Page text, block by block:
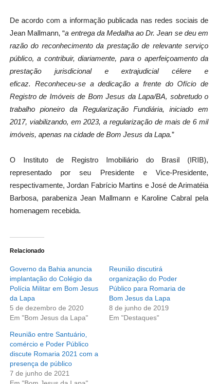
De acordo com a informação publicada nas redes sociais de
Jean Mallmann, “a entrega da Medalha ao Dr. Jean se deu em
razão do reconhecimento da prestação de relevante serviço
público, a contribuir, diariamente, para o aperfeiçoamento da
prestação jurisdicional e extrajudicial célere e
eficaz. Reconheceu-se a dedicação a frente do Ofício de
Registro de Imóveis de Bom Jesus da Lapa/BA, sobretudo o
trabalho pioneiro da Regularização Fundiária, iniciado em
2017, viabilizando, em 2023, a regularização de mais de 6 mil
imóveis, apenas na cidade de Bom Jesus da Lapa.”
O Instituto de Registro Imobiliário do Brasil (IRIB),
representado por seu Presidente e Vice-Presidente,
respectivamente, Jordan Fabrício Martins e José de Arimatéia
Barbosa, parabeniza Jean Mallmann e Karoline Cabral pela
homenagem recebida.
Relacionado
Governo da Bahia anuncia
implantação do Colégio da
Polícia Militar em Bom Jesus
da Lapa
5 de dezembro de 2020
Em "Bom Jesus da Lapa"
Reunião discutirá
organização do Poder
Público para Romaria de
Bom Jesus da Lapa
8 de junho de 2019
Em "Destaques"
Reunião entre Santuário,
comércio e Poder Público
discute Romaria 2021 com a
presença de público
7 de junho de 2021